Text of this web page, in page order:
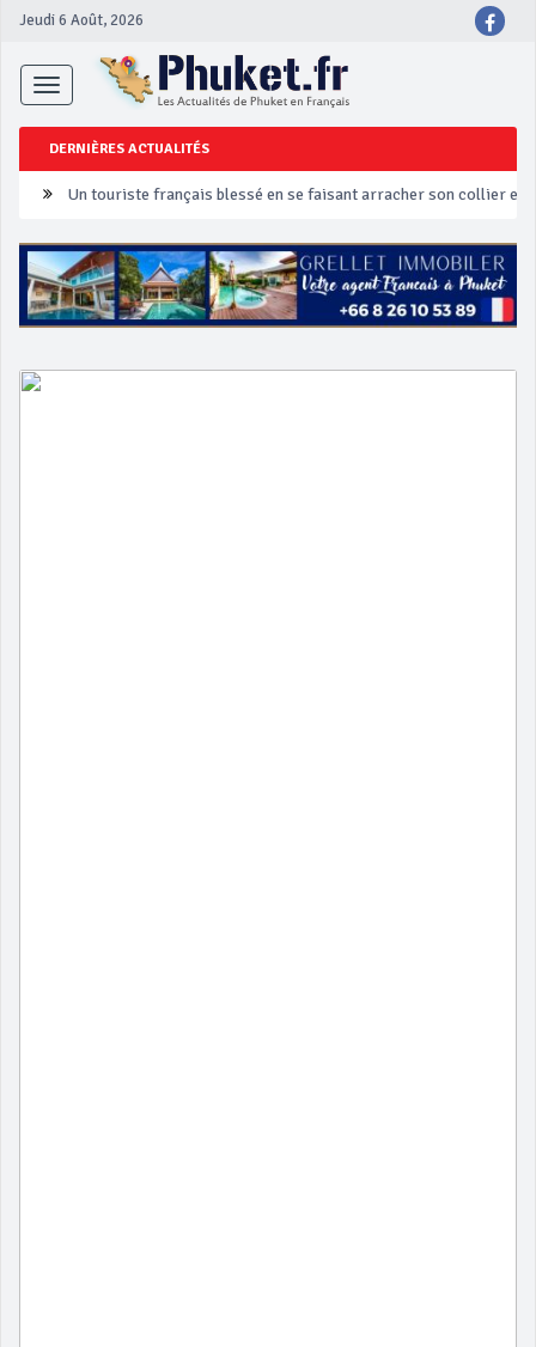
Jeudi 6 Août, 2026
Toggle
navigation
DERNIÈRES ACTUALITÉS
Un touriste français blessé en se faisant arracher son collier en
Phuket Peranakan Festival
‘Phuket Eye’ assurera la sécurité pendant Songkran